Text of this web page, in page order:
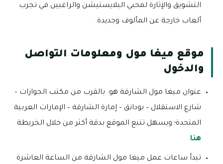
التشويق والإثارة لمحبي البلايستيشن والراغبين في تجرب
ألعاب خارجة عن المألوف وجديدة.
موقع ميغا مول ومعلومات التواصل
والدخول
عنوان ميغا مول الشارقة هو: بالقرب من مكتب الجوازات –
شارع الاستقلال – بودانق – إمارة الشارقة – الإمارات العربية
المتحدة؛ ويسهل تتبع الموقع بدقة أكثر من خلال الخريطة
هنا.
تبدأ ساعات عمل ميغا مول الشارقة من الساعة العاشرة